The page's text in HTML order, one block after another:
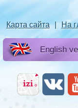
Карта сайта | На
English